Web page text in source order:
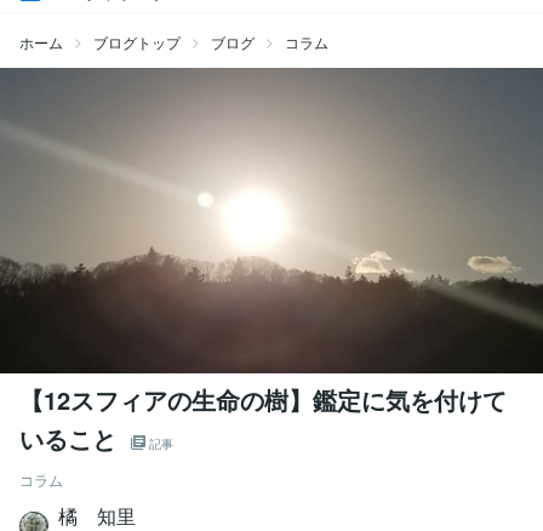
ホーム ブログトップ ブログ コラム
【12スフィアの生命の樹】鑑定に気を付けて
いること
記事
コラム
橘 知里